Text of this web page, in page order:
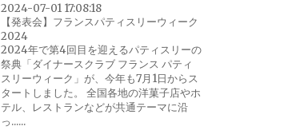
2024-07-01 17:08:18
【発表会】フランスパティスリーウィーク
2024
2024年で第4回目を迎えるパティスリーの
祭典「ダイナースクラブ フランス パティ
スリーウィーク」が、今年も7月1日からス
タートしました。 全国各地の洋菓子店やホ
テル、レストランなどが共通テーマに沿
っ......